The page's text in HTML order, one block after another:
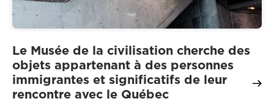
Le Musée de la civilisation cherche des
objets appartenant à des personnes
immigrantes et significatifs de leur
rencontre avec le Québec